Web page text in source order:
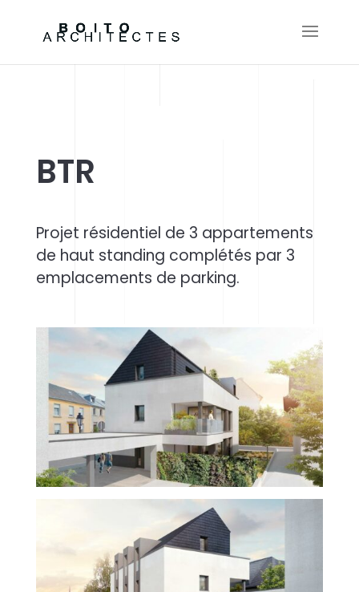
BTR
Projet résidentiel de 3 appartements
de haut standing complétés par 3
emplacements de parking.